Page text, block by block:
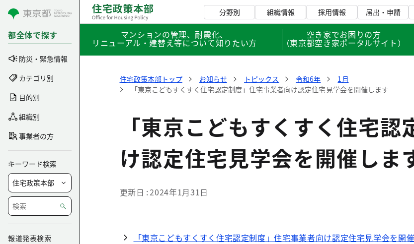
コンテンツにスキップ
都全体で探す
防災・緊急情報
カテゴリ別
目的別
組織別
事業者の方
キーワード検索
報道発表検索
分野別 組織情報 採用情報 届出・申請
マンションの管理、耐震化、
リニューアル・建替え等について知りたい方
空き家でお困りの方
（東京都空き家ポータルサイト）
住宅政策本部トップ お知らせ トピックス 令和6年
1月
「東京こどもすくすく住宅認定制度」住宅事業者向け認定住宅見学会を開催します
「東京こどもすくすく住宅
け認定住宅見学会を開催しま
更新日 2024年1月31日
「東京こどもすくすく住宅認定制度」住宅事業者向け認定住宅見学会を開